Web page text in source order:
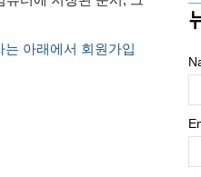
아래에서 회원가입